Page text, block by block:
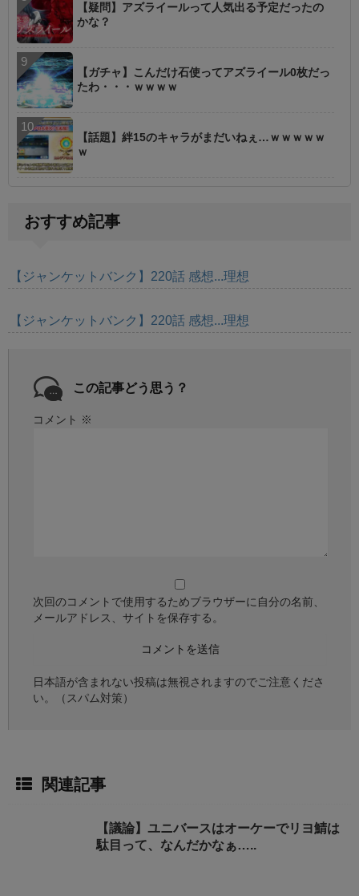
【疑問】アズライールって人気出る予定だったの
かな？
【ガチャ】こんだけ石使ってアズライール0枚だっ
たわ・・・ｗｗｗｗ
【話題】絆15のキャラがまだいねぇ…ｗｗｗｗｗ
ｗ
おすすめ記事
【ジャンケットバンク】220話 感想...理想
【ジャンケットバンク】220話 感想...理想
この記事どう思う？
コメント ※
次回のコメントで使用するためブラウザーに自分の名前、
メールアドレス、サイトを保存する。
日本語が含まれない投稿は無視されますのでご注意くださ
い。（スパム対策）
関連記事
【議論】ユニバースはオーケーでリヨ鯖は
駄目って、なんだかなぁ…..